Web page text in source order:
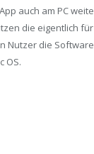
auch am PC
die eigentlich
Nutzer die
OS.